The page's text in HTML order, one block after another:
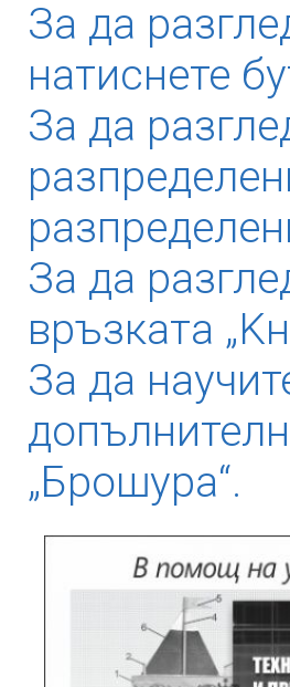
За да
натиснете
За да
За да
връзката
За да
„Брошура“.